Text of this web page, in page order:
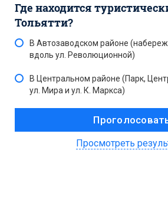
Где находится
Тольятти?
В Автозаводском районе
вдоль ул. Революционной)
В Центральном районе (Парк,
ул. Мира и ул. К. Маркса)
Просмотреть